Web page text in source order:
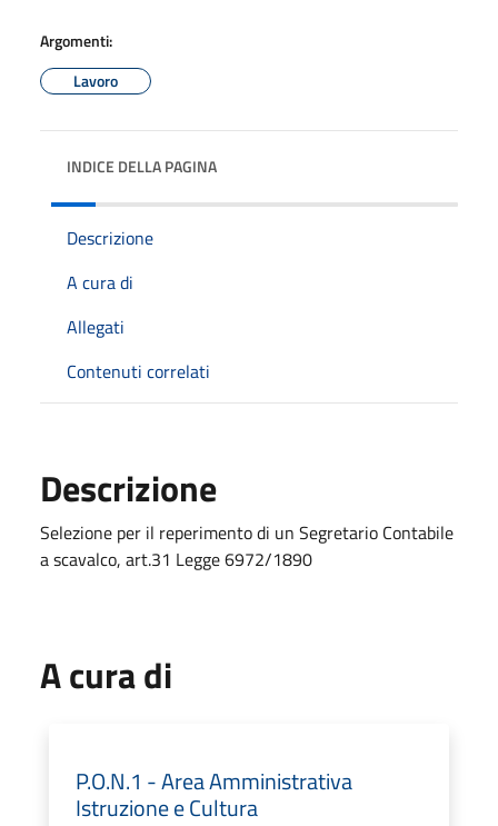
Argomenti:
Lavoro
INDICE DELLA PAGINA
Descrizione
A cura di
Allegati
Contenuti correlati
Descrizione
Selezione per il reperimento di un Segretario Contabile
a scavalco, art.31 Legge 6972/1890
A cura di
P.O.N.1 - Area Amministrativa
Istruzione e Cultura